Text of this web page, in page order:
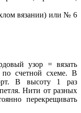
вязании) или № 6
узор = вязать
счетной схеме. В
В высоту 1 раз
Нити от разных
перекрещивать